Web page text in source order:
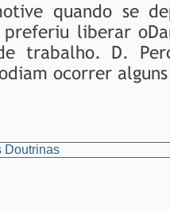
quando se
liberar
trabalho. D.
ocorrer
Doutrinas